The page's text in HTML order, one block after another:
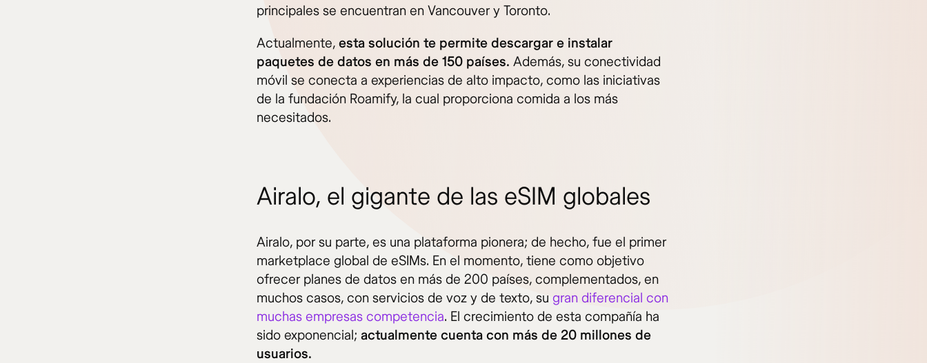
principales se encuentran en Vancouver y Toronto.
Actualmente, esta solución te permite descargar e instalar
paquetes de datos en más de 150 países. Además, su conectividad
móvil se conecta a experiencias de alto impacto, como las iniciativas
de la fundación Roamify, la cual proporciona comida a los más
necesitados.
Airalo, el gigante de las eSIM globales
Airalo, por su parte, es una plataforma pionera; de hecho, fue el primer
marketplace global de eSIMs. En el momento, tiene como objetivo
ofrecer planes de datos en más de 200 países, complementados, en
muchos casos, con servicios de voz y de texto, su gran diferencial con
muchas empresas competencia. El crecimiento de esta compañía ha
sido exponencial; actualmente cuenta con más de 20 millones de
usuarios.